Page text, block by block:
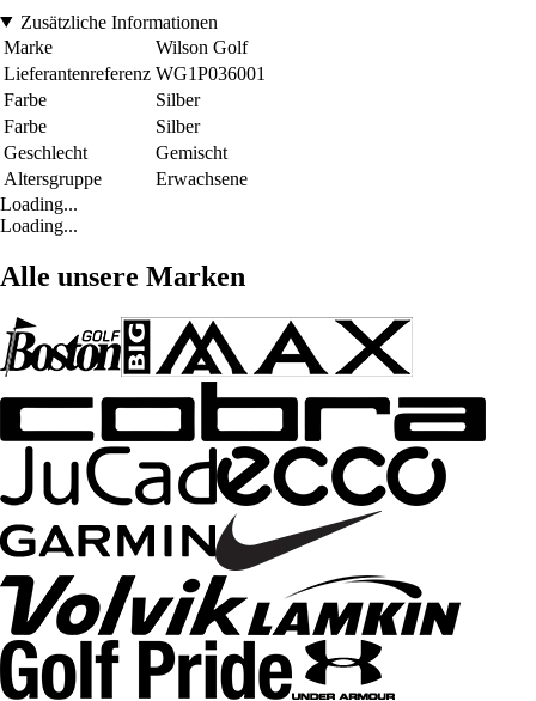
Zusätzliche Informationen
Marke
Wilson Golf
Lieferantenreferenz WG1P036001
Farbe
Silber
Farbe
Silber
Geschlecht
Gemischt
Altersgruppe
Erwachsene
Loading...
Loading...
Alle unsere Marken